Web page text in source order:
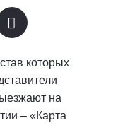
которых
на
– «Карта